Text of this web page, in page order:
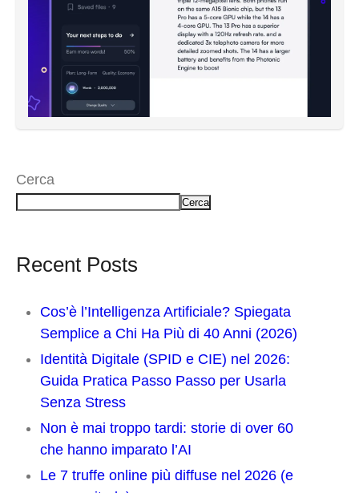
Cerca
Cerca
Recent Posts
Cos’è l’Intelligenza Artificiale? Spiegata
Semplice a Chi Ha Più di 40 Anni (2026)
Identità Digitale (SPID e CIE) nel 2026:
Guida Pratica Passo Passo per Usarla
Senza Stress
Non è mai troppo tardi: storie di over 60
che hanno imparato l’AI
Le 7 truffe online più diffuse nel 2026 (e